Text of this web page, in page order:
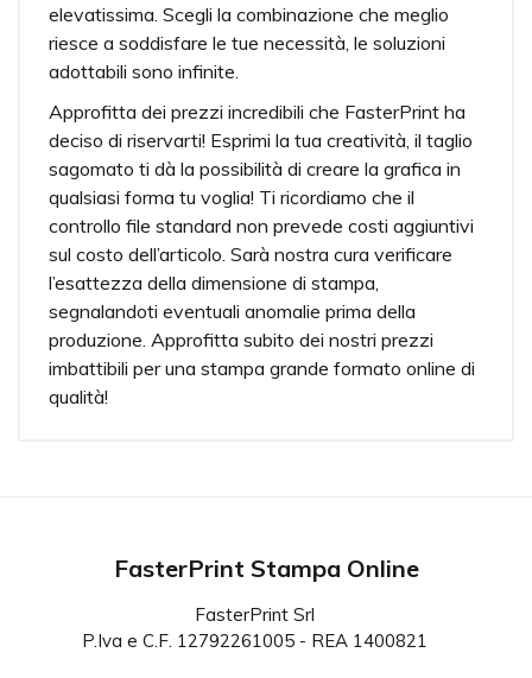
elevatissima. Scegli la combinazione che meglio
riesce a soddisfare le tue necessità, le soluzioni
adottabili sono infinite.
Approfitta dei prezzi incredibili che FasterPrint ha
deciso di riservarti! Esprimi la tua creatività, il taglio
sagomato ti dà la possibilità di creare la grafica in
qualsiasi forma tu voglia! Ti ricordiamo che il
controllo file standard non prevede costi aggiuntivi
sul costo dell’articolo. Sarà nostra cura verificare
l’esattezza della dimensione di stampa,
segnalandoti eventuali anomalie prima della
produzione. Approfitta subito dei nostri prezzi
imbattibili per una stampa grande formato online di
qualità!
Formato massimo
Per cartone 70x100 cm., per alluminio 200x125 cm.,
per tutti gli altri materiali 200x150 cm. Oltre queste
FasterPrint Stampa Online
FasterPrint Srl
P.Iva e C.F. 12792261005 - REA 1400821